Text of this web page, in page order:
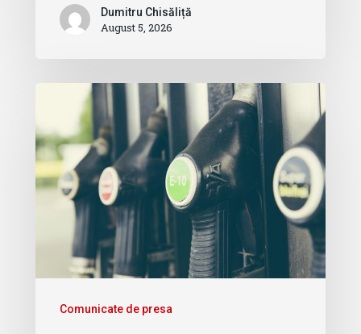
Dumitru Chisăliță
August 5, 2026
Comunicate de presa